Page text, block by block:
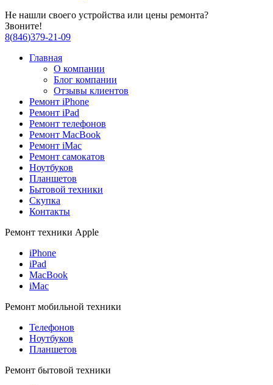
Не нашли своего устройства или цены ремонта?
Звоните!
8(846)379-21-09
Главная
О компании
Блог компании
Отзывы клиентов
Ремонт iPhone
Ремонт iPad
Ремонт телефонов
Ремонт MacBook
Ремонт iMac
Ремонт самокатов
Ноутбуков
Планшетов
Бытовой техники
Скупка
Контакты
Ремонт техники Apple
iPhone
iPad
MacBook
iMac
Ремонт мобильной техники
Телефонов
Ноутбуков
Планшетов
Ремонт бытовой техники